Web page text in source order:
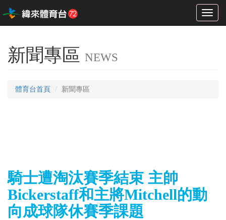
Toggle
新聞專區 NEWS
體育台首頁 新聞專區
騎士遭淘汰賽季結束 主帥
Bickerstaff和主將Mitchell的動
向成球隊休賽季課題